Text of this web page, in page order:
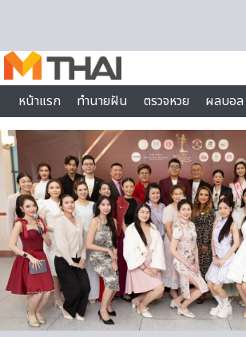
หน้าแรก
ทำนายฝัน ตรวจหวย ผลบอล
ไลฟ์สไตล์